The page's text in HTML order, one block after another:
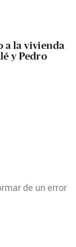
a la vivienda
y Pedro
de un error